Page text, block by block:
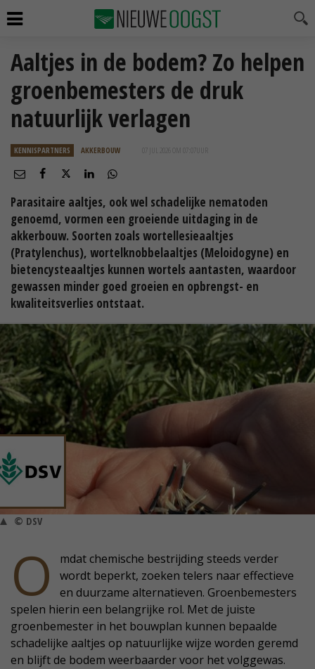
Aaltjes in de bodem? Zo helpen
groenbemesters de druk
natuurlijk verlagen
KENNISPARTNERS AKKERBOUW 07 JUL 2026 OM 07:07
Parasitaire aaltjes, ook wel schadelijke nematoden
genoemd, vormen een groeiende uitdaging in de
akkerbouw. Soorten zoals wortellesieaaltjes
(Pratylenchus), wortelknobbelaaltjes (Meloidogyne) en
bietencysteaaltjes kunnen wortels aantasten, waardoor
gewassen minder goed groeien en opbrengst- en
kwaliteitsverlies ontstaat.
© DSV
O
mdat chemische bestrijding steeds verder
wordt beperkt, zoeken telers naar effectieve
en duurzame alternatieven. Groenbemesters
spelen hierin een belangrijke rol. Met de juiste
groenbemester in het bouwplan kunnen bepaalde
schadelijke aaltjes op natuurlijke wijze worden geremd
en blijft de bodem weerbaarder voor het volggewas.